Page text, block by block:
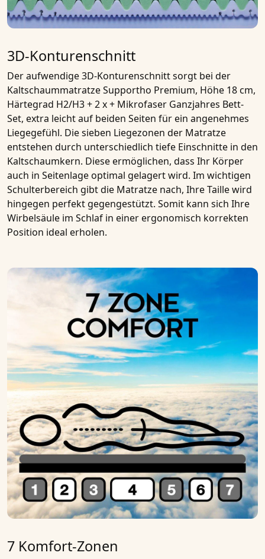
3D-Konturenschnitt
Der aufwendige 3D-Konturenschnitt sorgt bei der
Kaltschaummatratze Supportho Premium, Höhe 18 cm,
Härtegrad H2/H3 + 2 x + Mikrofaser Ganzjahres Bett-
Set, extra leichtauf beiden Seiten für ein angenehmes
Liegegefühl. Die sieben Liegezonen der Matratze
entstehen durch unterschiedlich tiefe Einschnitte in den
Kaltschaumkern. Diese ermöglichen, dass Ihr Körper
auch in Seitenlage optimal gelagert wird. Im wichtigen
Schulterbereich gibt die Matratze nach, Ihre Taille wird
hingegen perfekt gegengestützt. Somit kann sich Ihre
Wirbelsäule im Schlaf in einer ergonomisch korrekten
Position ideal erholen.
7 Komfort-Zonen